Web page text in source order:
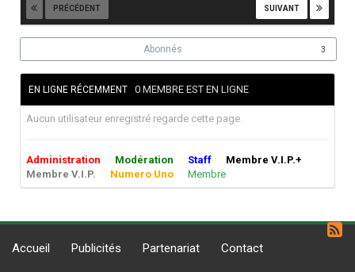
PRÉCÉDENT SUIVANT
Abonnés 3
EN LIGNE RÉCEMMENT 0 MEMBRE EST EN LIGNE
Aucun utilisateur enregistré regarde cette page.
Administration Modération Staff
Membre V.I.P.+
Membre V.I.P.
Numero Uno Membre
Accueil Publicités Partenariat Contact